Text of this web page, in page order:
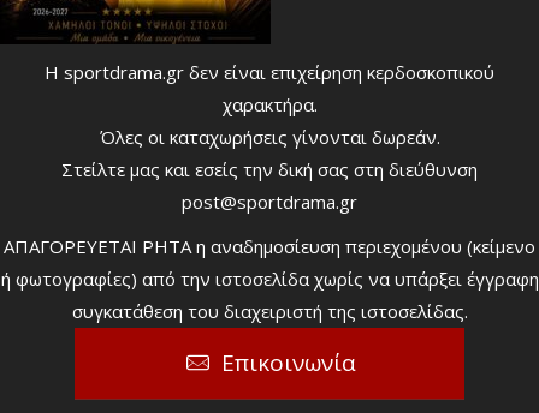
Η sportdrama.gr δεν είναι επιχείρηση κερδοσκοπικού
χαρακτήρα.
Όλες οι καταχωρήσεις γίνονται δωρεάν.
Στείλτε μας και εσείς την δική σας στη διεύθυνση
post@sportdrama.gr
ΑΠΑΓΟΡΕΥΕΤΑΙ ΡΗΤΑ η αναδημοσίευση περιεχομένου (κείμενο
ή φωτογραφίες) από την ιστοσελίδα χωρίς να υπάρξει έγγραφη
συγκατάθεση του διαχειριστή της ιστοσελίδας.
Επικοινωνία